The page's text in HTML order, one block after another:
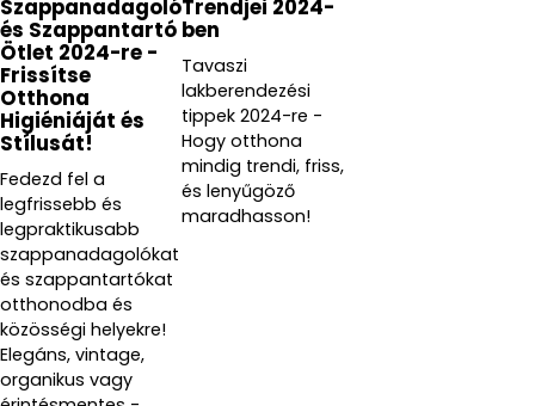
Szappanadagoló
és Szappantartó
Ötlet 2024-re -
Frissítse
Otthona
Higiéniáját és
Stílusát!
Fedezd fel a
legfrissebb és
legpraktikusabb
szappanadagolókat
és szappantartókat
otthonodba és
közösségi helyekre!
Elegáns, vintage,
organikus vagy
Trendjei 2024-
ben
Tavaszi
lakberendezési
tippek 2024-re -
Hogy otthona
mindig trendi, friss,
és lenyűgöző
maradhasson!